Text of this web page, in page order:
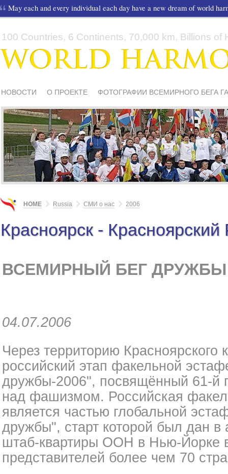
May each and every individual each day have a new dream of world
100 Countries, 6 Continents, 70,000 km, Billions of
НОВОСТИ О ПРОЕКТЕ
ФОТОГРАФИИ ВСЕМИРНОГО БЕГА
СМИ О НАС
ШКОЛЫ И ДЕТИ МАТЕРИАЛЫ ПИСЬМА
HOME Russia СМИ о нас 2006
Красноярск - Красноярский
ВСЕМИРНЫЙ БЕГ ДРУЖБЫ
04.07.2006
Через территорию Красноярского
российский этап факельной
дружбы-2006", посвящённый 61-й
над фашизмом. Российская
является частью глобальной
дружбы", старт которой был дан в
штаб-квартиры ООН в Нью-Йорке
представителей более чем 70